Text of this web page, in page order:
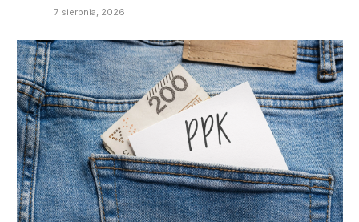
7 sierpnia, 2026